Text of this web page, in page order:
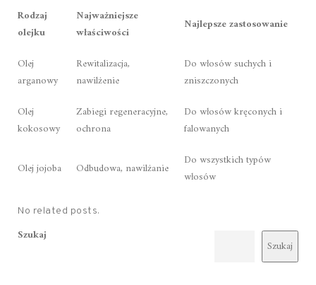
Rodzaj
olejku
Najważniejsze
właściwości
Najlepsze zastosowanie
Olej
arganowy
Rewitalizacja,
nawilżenie
Do włosów suchych i
zniszczonych
Olej
kokosowy
Zabiegi regeneracyjne,
ochrona
Do włosów kręconych i
falowanych
Olej jojoba Odbudowa, nawilżanie
Do wszystkich typów
włosów
No related posts.
Szukaj
Szukaj